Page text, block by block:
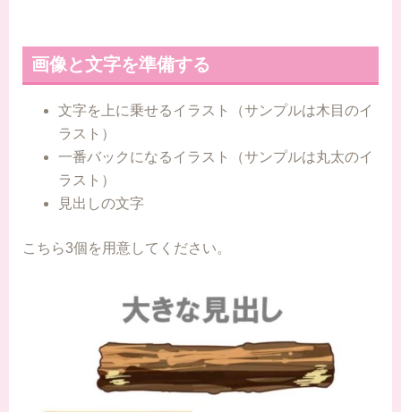
画像と文字を準備する
文字を上に乗せるイラスト（サンプルは木目のイ
ラスト）
一番バックになるイラスト（サンプルは丸太のイ
ラスト）
見出しの文字
こちら3個を用意してください。